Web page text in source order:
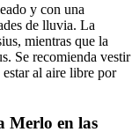
y con una
de lluvia. La
mientras que la
Se recomienda vestir
al aire libre por
Merlo en las